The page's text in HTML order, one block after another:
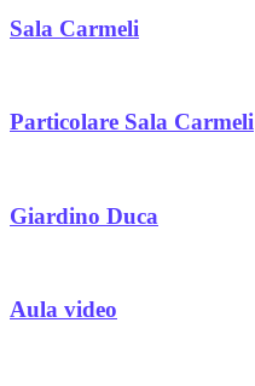
Sala Carmeli
Particolare Sala Carmeli
Giardino Duca
Aula video